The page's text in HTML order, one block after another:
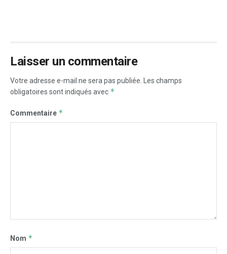
Laisser un commentaire
Votre adresse e-mail ne sera pas publiée.
Les champs
obligatoires sont indiqués avec *
Commentaire *
Nom *